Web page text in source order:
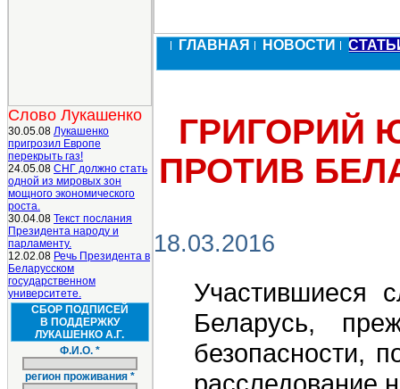
Слово Лукашенко
30.05.08 Лукашенко
пригрозил Европе
перекрыть газ!
24.05.08 СНГ должно стать
одной из мировых зон
мощного экономического
роста.
30.04.08 Текст послания
Президента народу и
парламенту.
12.02.08 Речь Президента в
Беларусском
государственном
университете.
СБОР ПОДПИСЕЙ
В ПОДДЕРЖКУ
ЛУКАШЕНКО А.Г.
Ф.И.О. *
регион проживания *
ГЛАВНАЯ НОВОСТИ
ГРИГОРИЙ
ПРОТИВ
18.03.2016
Участившиеся
Беларусь,
безопасности,